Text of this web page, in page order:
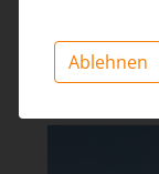
Ablehnen